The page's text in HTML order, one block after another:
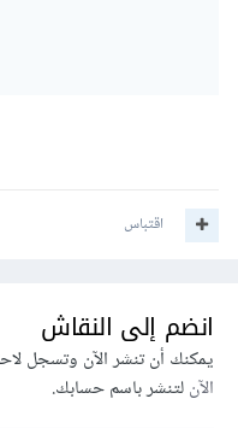
اقتباس
انضم إلى النقاش
يمكنك أن تنشر الآن وتسجل
الآنلتنشر باسم حسابك.